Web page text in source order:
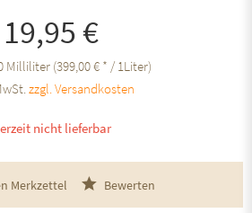
19,95 €
Milliliter (399,00 € * / 1Liter)
zzgl. Versandkosten
nicht lieferbar
Merkzettel Bewerten